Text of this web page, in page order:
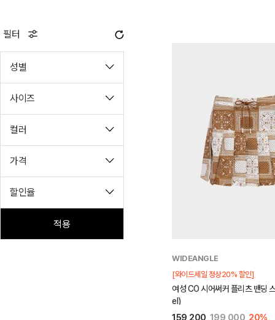
필터
성별
사이즈
컬러
가격
할인율
적용
WIDEANGLE
[와이드세일 정상20% 할인]
여성 CO 시어써커 플리츠 밴딩
el)
159,200 199,000 20%